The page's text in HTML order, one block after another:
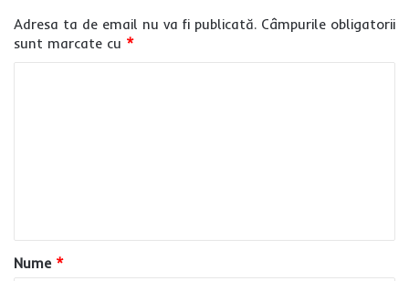
Adresa ta de email nu va fi publicată. Câmpurile obligatorii
sunt marcate cu *
a
r
Nume *